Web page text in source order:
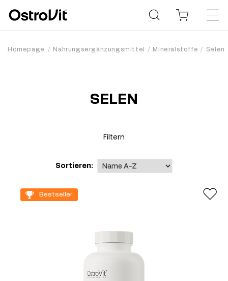
Homepage Nahrungsergänzungsmittel Mineralstoffe Selen
SELEN
Filtern
Sortieren:
Bestseller